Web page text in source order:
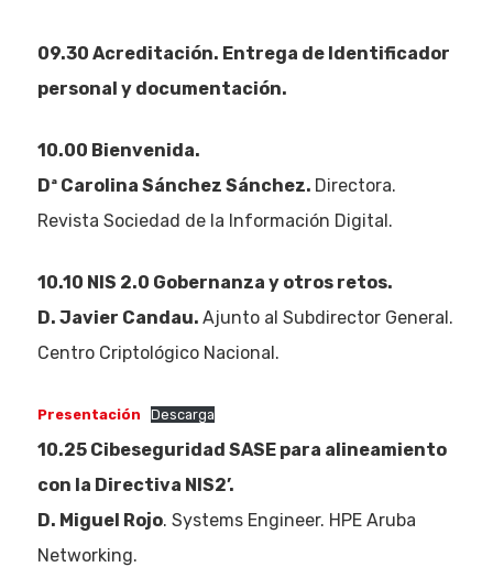
09.30 Acreditación. Entrega de Identificador
personal y documentación.
10.00 Bienvenida.
Dª Carolina Sánchez Sánchez. Directora.
Revista Sociedad de la Información Digital.
10.10 NIS 2.0 Gobernanza y otros retos.
D. Javier Candau. Ajunto al Subdirector General.
Centro Criptológico Nacional.
Presentación Descarga
10.25 Cibeseguridad SASE para alineamiento
con la Directiva NIS2’.
D. Miguel Rojo. Systems Engineer. HPE Aruba
Networking.